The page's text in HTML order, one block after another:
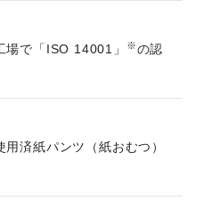
場で「ISO 14001」
※の認
済紙パンツ（紙おむつ）